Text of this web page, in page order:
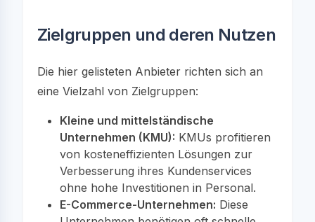
Zielgruppen und deren Nutzen
Die hier gelisteten Anbieter richten sich an
eine Vielzahl von Zielgruppen:
Kleine und mittelständische
Unternehmen (KMU): KMUs profitieren
von kosteneffizienten Lösungen zur
Verbesserung ihres Kundenservices
ohne hohe Investitionen in Personal.
E-Commerce-Unternehmen: Diese